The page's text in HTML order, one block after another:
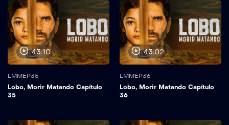
43:10
LMMEP35
Lobo, Morir Matando Capítulo
35
43:02
LMMEP36
Lobo, Morir Matando Capítulo
36